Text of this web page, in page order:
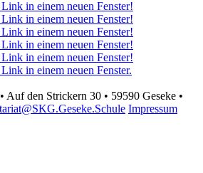
Auf den Strickern 30 • 59590 Geseke •
Impressum